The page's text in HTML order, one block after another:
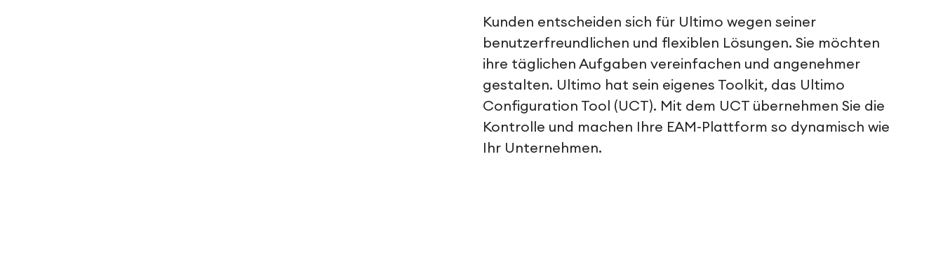
Kunden entscheiden sich für Ultimo wegen seiner
benutzerfreundlichen und flexiblen Lösungen. Sie möchten
ihre täglichen Aufgaben vereinfachen und angenehmer
gestalten. Ultimo hat sein eigenes Toolkit, das Ultimo
Configuration Tool (UCT). Mit dem UCT übernehmen Sie die
Kontrolle und machen Ihre EAM-Plattform so dynamisch wie
Ihr Unternehmen.